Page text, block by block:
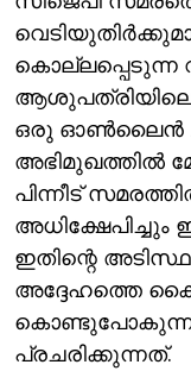
കൊല്ലപ്പെടുന്ന
ഒരു ഓണ്‍ലൈന്‍
അഭിമുഖത്തില്‍
പിന്നീട്
അധിക്ഷേപിച്ചും
ഇതിന്റെ
അദ്ദേഹത്തെ
പ്രചരിക്കുന്നത്.